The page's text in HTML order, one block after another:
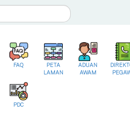
FAQ
PETA
LAMAN
ADUAN
AWAM
PDC